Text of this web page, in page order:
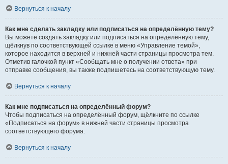
Вернуться к началу
Как мне сделать закладку или подписаться на определённую тему?
Вы можете создать закладку или подписаться на определённую тему,
щёлкнув по соответствующей ссылке в меню «Управление темой»,
которое находится в верхней и нижней части страницы просмотра тем.
Отметив галочкой пункт «Сообщать мне о получении ответа» при
отправке сообщения, вы также подпишетесь на соответствующую тему.
Вернуться к началу
Как мне подписаться на определённый форум?
Чтобы подписаться на определённый форум, щёлкните по ссылке
«Подписаться на форум» в нижней части страницы просмотра
соответствующего форума.
Вернуться к началу